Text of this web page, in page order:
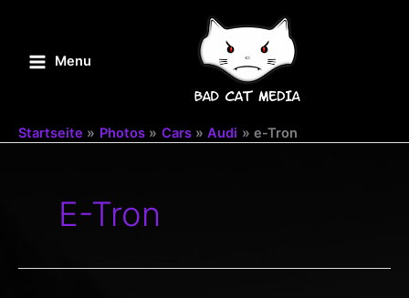
springenMenu
Startseite Photos Cars Audi e-Tron
E-Tron